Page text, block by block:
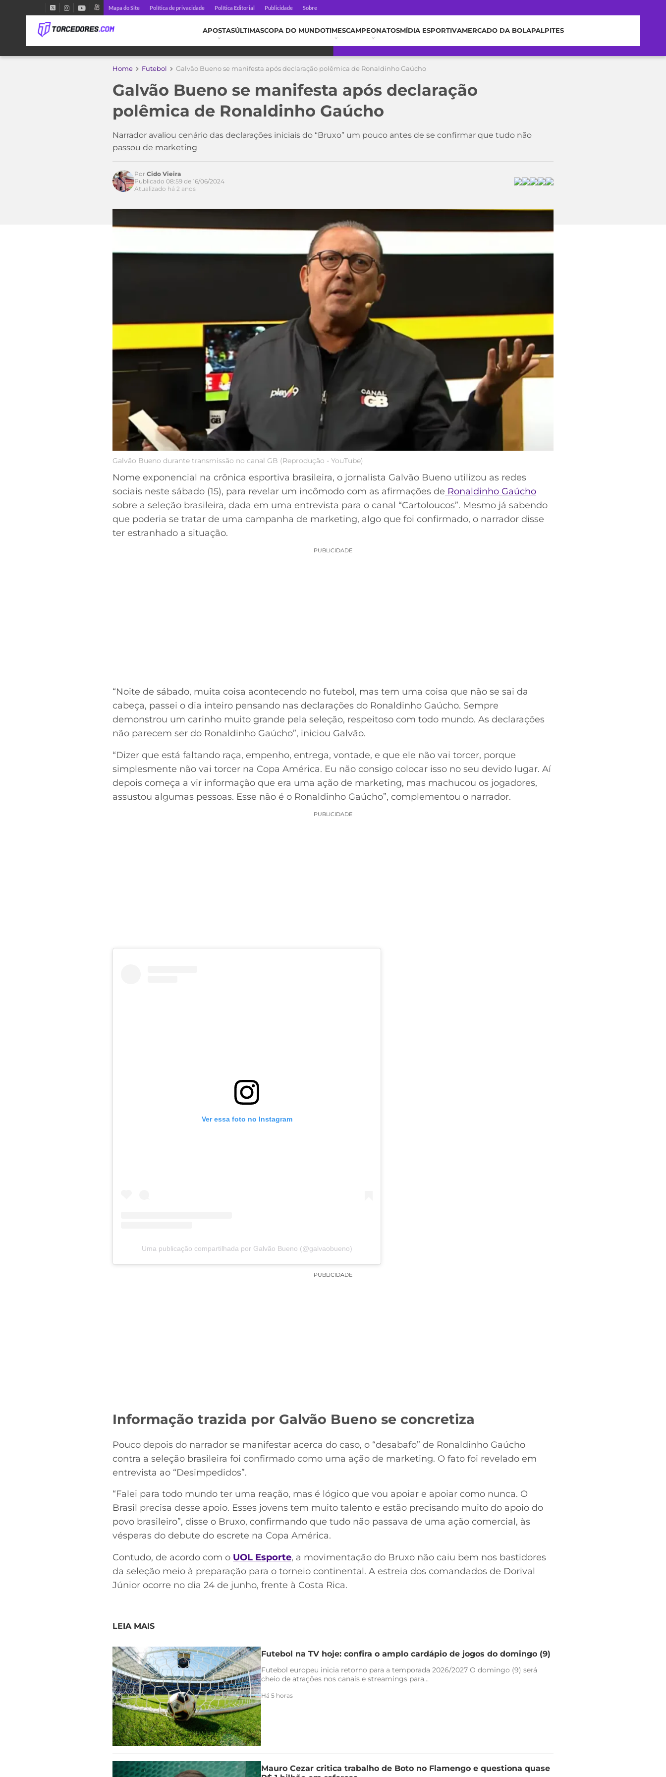
Mapa do Site Política de privacidade Política Editorial Publicidade Sobre
APOSTASÚLTIMASCOPA DO MUNDOTIMESCAMPEONATOSMÍDIA ESPORTIVAMERCADO DA BOLAPALPITES
Home Futebol Galvão Bueno se manifesta após declaração polêmica de Ronaldinho Gaúcho
Galvão Bueno se manifesta após declaração
polêmica de Ronaldinho Gaúcho
Narrador avaliou cenário das declarações iniciais do “Bruxo” um pouco antes de se confirmar que tudo não
passou de marketing
Por Cido Vieira
Publicado 08:59 de 16/06/2024
Atualizado há 2 anos
Galvão Bueno durante transmissão no canal GB (Reprodução - YouTube)
Nome exponencial na crônica esportiva brasileira, o jornalista Galvão Bueno utilizou as redes
sociais neste sábado (15), para revelar um incômodo com as afirmações de Ronaldinho Gaúcho
sobre a seleção brasileira, dada em uma entrevista para o canal “Cartoloucos”. Mesmo já sabendo
que poderia se tratar de uma campanha de marketing, algo que foi confirmado, o narrador disse
ter estranhado a situação.
PUBLICIDADE
“Noite de sábado, muita coisa acontecendo no futebol, mas tem uma coisa que não se sai da
cabeça, passei o dia inteiro pensando nas declarações do Ronaldinho Gaúcho. Sempre
demonstrou um carinho muito grande pela seleção, respeitoso com todo mundo. As declarações
não parecem ser do Ronaldinho Gaúcho”, iniciou Galvão.
“Dizer que está faltando raça, empenho, entrega, vontade, e que ele não vai torcer, porque
simplesmente não vai torcer na Copa América. Eu não consigo colocar isso no seu devido lugar. Aí
depois começa a vir informação que era uma ação de marketing, mas machucou os jogadores,
assustou algumas pessoas. Esse não é o Ronaldinho Gaúcho”, complementou o narrador.
PUBLICIDADE
Ver essa foto no Instagram
Uma publicação compartilhada por Galvão Bueno (@galvaobueno)
PUBLICIDADE
Informação trazida por Galvão Bueno se concretiza
Pouco depois do narrador se manifestar acerca do caso, o “desabafo” de Ronaldinho Gaúcho
contra a seleção brasileira foi confirmado como uma ação de marketing. O fato foi revelado em
entrevista ao “Desimpedidos”.
“Falei para todo mundo ter uma reação, mas é lógico que vou apoiar e apoiar como nunca. O
Brasil precisa desse apoio. Esses jovens tem muito talento e estão precisando muito do apoio do
povo brasileiro”, disse o Bruxo, confirmando que tudo não passava de uma ação comercial, às
vésperas do debute do escrete na Copa América.
Contudo, de acordo com o UOL Esporte, a movimentação do Bruxo não caiu bem nos bastidores
da seleção meio à preparação para o torneio continental. A estreia dos comandados de Dorival
Júnior ocorre no dia 24 de junho, frente à Costa Rica.
LEIA MAIS
Futebol na TV hoje: confira o amplo cardápio de jogos do domingo (9)
Futebol europeu inicia retorno para a temporada 2026/2027 O domingo (9) será
cheio de atrações nos canais e streamings para...
Há 5 horas
Mauro Cezar critica trabalho de Boto no Flamengo e questiona quase